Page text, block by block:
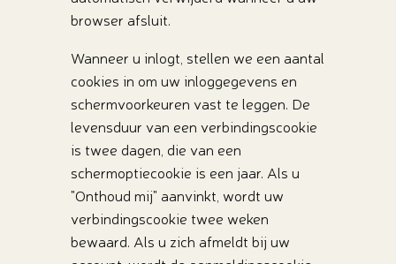
browser afsluit.
Wanneer u inlogt, stellen we een aantal
cookies in om uw inloggegevens en
schermvoorkeuren vast te leggen. De
levensduur van een verbindingscookie
is twee dagen, die van een
schermoptiecookie is een jaar. Als u
"Onthoud mij" aanvinkt, wordt uw
verbindingscookie twee weken
bewaard. Als u zich afmeldt bij uw